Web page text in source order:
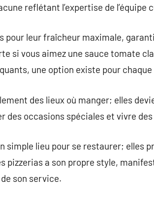
reflétant l’expertise de l’équipe
leur fraîcheur maximale,
si vous aimez une sauce tomate
une option existe pour chaque
des lieux où manger; elles
des occasions spéciales et vivre
simple lieu pour se restaurer; elles
pizzerias a son propre style,
son service.